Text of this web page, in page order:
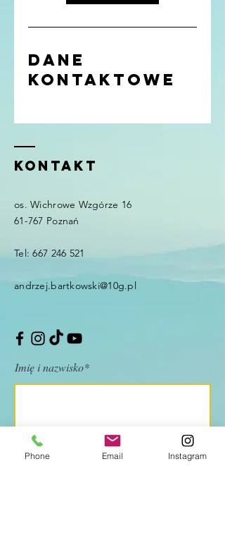
Dane
kontaktowe
Kontakt
os. Wichrowe Wzgórze 16
61-767 Poznań
Tel:667 246 521
andrzej.bartkowski@10g.pl
Imię i nazwisko*
Adres e-mail
Phone Email Instagram